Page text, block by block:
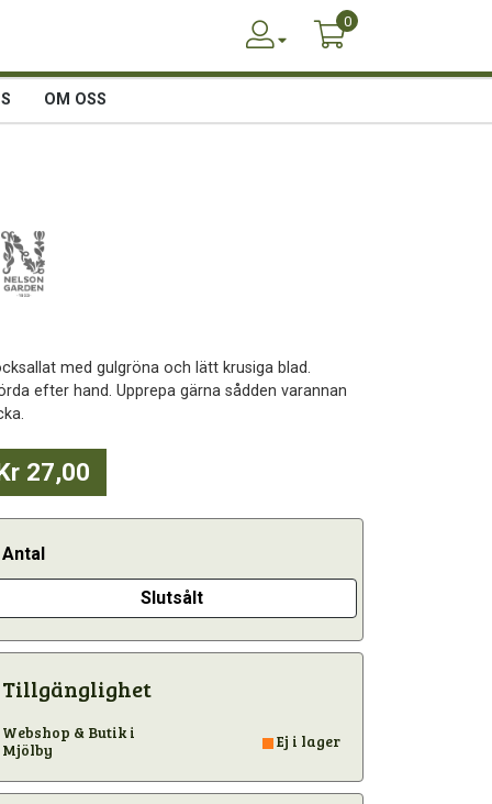
0
OM OSS
med gulgröna och lätt krusiga blad.
efter hand. Upprepa gärna sådden varannan
27,00
Antal
Slutsålt
Tillgänglighet
Webshop & Butik i
Mjölby
Ej i lager